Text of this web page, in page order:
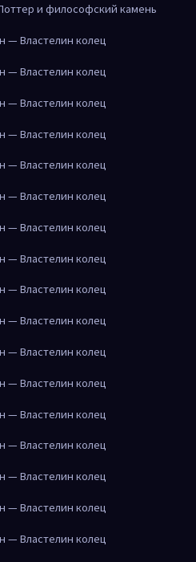
и философский камень
— Властелин колец
— Властелин колец
— Властелин колец
— Властелин колец
— Властелин колец
— Властелин колец
— Властелин колец
— Властелин колец
— Властелин колец
— Властелин колец
— Властелин колец
— Властелин колец
— Властелин колец
— Властелин колец
— Властелин колец
— Властелин колец
— Властелин колец